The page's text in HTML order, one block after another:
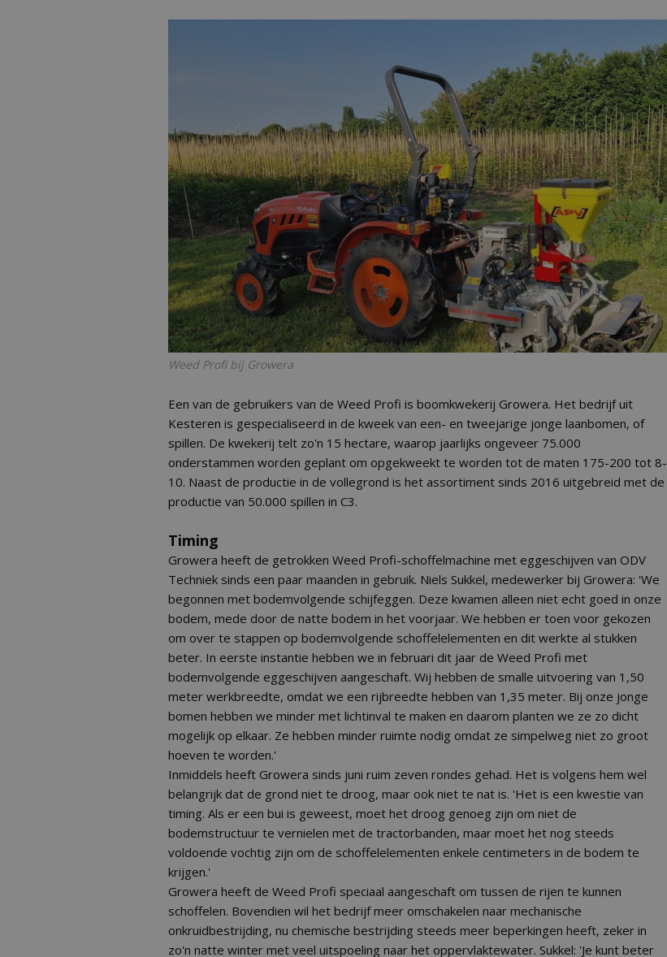
Weed Profi bij Growera
Een van de gebruikers van de Weed Profi is boomkwekerij Growera. Het bedrijf uit
Kesteren is gespecialiseerd in de kweek van een- en tweejarige jonge laanbomen, of
spillen. De kwekerij telt zo'n 15 hectare, waarop jaarlijks ongeveer 75.000
onderstammen worden geplant om opgekweekt te worden tot de maten 175-200 tot 8-
10. Naast de productie in de vollegrond is het assortiment sinds 2016 uitgebreid met de
productie van 50.000 spillen in C3.
Timing
Growera heeft de getrokken Weed Profi-schoffelmachine met eggeschijven van ODV
Techniek sinds een paar maanden in gebruik. Niels Sukkel, medewerker bij Growera: 'We
begonnen met bodemvolgende schijfeggen. Deze kwamen alleen niet echt goed in onze
bodem, mede door de natte bodem in het voorjaar. We hebben er toen voor gekozen
om over te stappen op bodemvolgende schoffelelementen en dit werkte al stukken
beter. In eerste instantie hebben we in februari dit jaar de Weed Profi met
bodemvolgende eggeschijven aangeschaft. Wij hebben de smalle uitvoering van 1,50
meter werkbreedte, omdat we een rijbreedte hebben van 1,35 meter. Bij onze jonge
bomen hebben we minder met lichtinval te maken en daarom planten we ze zo dicht
mogelijk op elkaar. Ze hebben minder ruimte nodig omdat ze simpelweg niet zo groot
hoeven te worden.'
Inmiddels heeft Growera sinds juni ruim zeven rondes gehad. Het is volgens hem wel
belangrijk dat de grond niet te droog, maar ook niet te nat is. 'Het is een kwestie van
timing. Als er een bui is geweest, moet het droog genoeg zijn om niet de
bodemstructuur te vernielen met de tractorbanden, maar moet het nog steeds
voldoende vochtig zijn om de schoffelelementen enkele centimeters in de bodem te
krijgen.'
Growera heeft de Weed Profi speciaal aangeschaft om tussen de rijen te kunnen
schoffelen. Bovendien wil het bedrijf meer omschakelen naar mechanische
onkruidbestrijding, nu chemische bestrijding steeds meer beperkingen heeft, zeker in
zo'n natte winter met veel uitspoeling naar het oppervlaktewater. Sukkel: 'Je kunt beter